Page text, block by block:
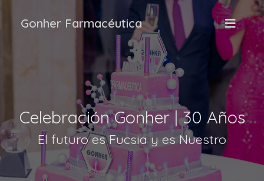
Gonher Farmacéutica
Celebración Gonher | 30 Años
El futuro es Fucsia y es Nuestro